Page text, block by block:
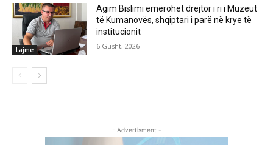
Lajme
Agim Bislimi emërohet drejtor i ri i Muzeut
të Kumanovës, shqiptari i parë në krye të
institucionit
6 Gusht, 2026
- Advertisment -